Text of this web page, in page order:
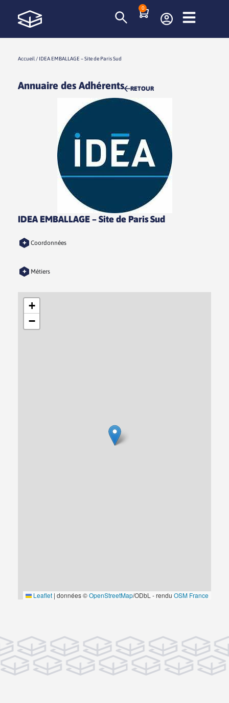
0
Accueil / IDEA EMBALLAGE – Site de Paris Sud
Annuaire des Adhérents RETOUR
IDEA EMBALLAGE – Site de Paris Sud
Coordonnées
+
Métiers
+
+
−
Leaflet | données ©OpenStreetMap/ODbL - rendu OSM France